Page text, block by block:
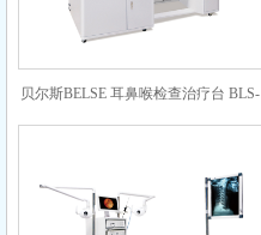
贝尔斯BELSE 耳鼻喉检查治疗台 BLS-
510（单工加长 钢化玻璃台面）